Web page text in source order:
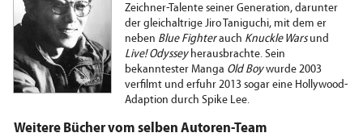
Zeichner-Talente seiner Generation, darunter
der gleichaltrige Jiro Taniguchi, mit dem er
neben Blue Fighterauch Knuckle Warsund
Live! Odysseyherausbrachte. Sein
bekanntester Manga Old Boywurde 2003
verfilmt und erfuhr 2013 sogar eine Hollywood-
Adaption durch Spike Lee.
Weitere Bücher vom selben Autoren-Team